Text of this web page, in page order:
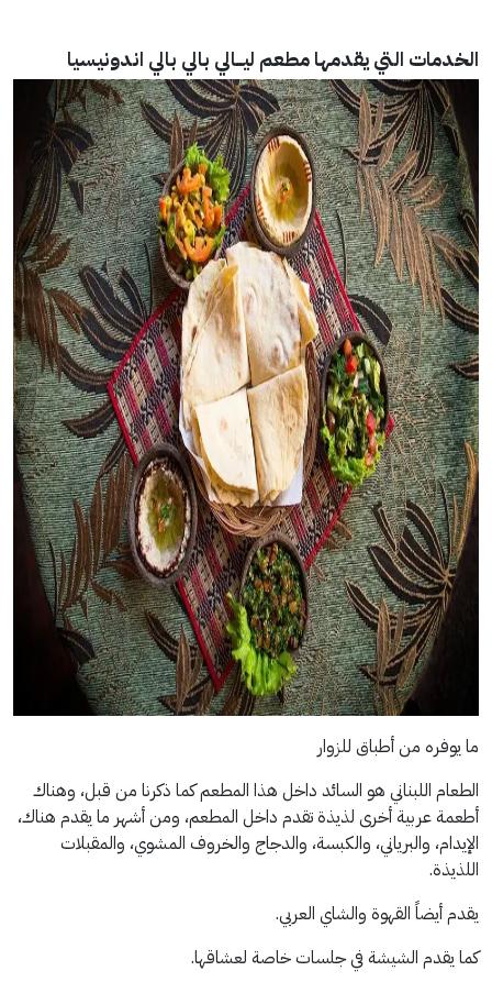
الخدمات التي يقدمهامطعم ليـــالي بالي بالي اندونيسيا
ما يوفره من أطباق للزوار
الطعام اللبناني هو السائد داخل هذا المطعم كما ذكرنا من قبل، وهناك
أطعمة عربية أخرى لذيذة تقدم داخل المطعم، ومن أشهر ما يقدم هناك،
الإيدام، والبرياني، والكبسة، والدجاج والخروف المشوي، والمقبلات
اللذيذة.
يقدم أيضاً القهوة والشاي العربي.
كما يقدم الشيشة في جلسات خاصة لعشاقها.